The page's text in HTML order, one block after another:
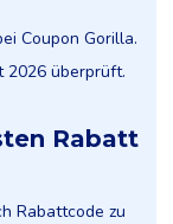
Coupon Gorilla.
2026 überprüft.
Rabatt
Rabattcode zu